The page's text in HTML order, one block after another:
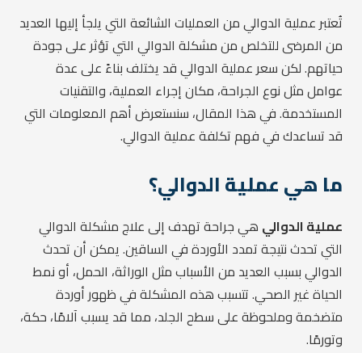
تُعتبر عملية الدوالي من العمليات الشائعة التي يلجأ إليها العديد
من المرضى للتخلص من مشكلة الدوالي التي تؤثر على جودة
حياتهم. لكن سعر عملية الدوالي قد يختلف بناءً على عدة
عوامل مثل نوع الجراحة، مكان إجراء العملية، والتقنيات
المستخدمة. في هذا المقال، سنستعرض أهم المعلومات التي
قد تساعدك في فهم تكلفة عملية الدوالي.
ما هي عملية الدوالي؟
عملية الدوالي هي جراحة تهدف إلى علاج مشكلة الدوالي
التي تحدث نتيجة تمدد الأوردة في الساقين. يمكن أن تحدث
الدوالي بسبب العديد من الأسباب مثل الوراثة، الحمل، أو نمط
الحياة غير الصحي. تتسبب هذه المشكلة في ظهور أوردة
متضخمة وملحوظة على سطح الجلد، مما قد يسبب آلامًا، حكة،
وتورمًا.